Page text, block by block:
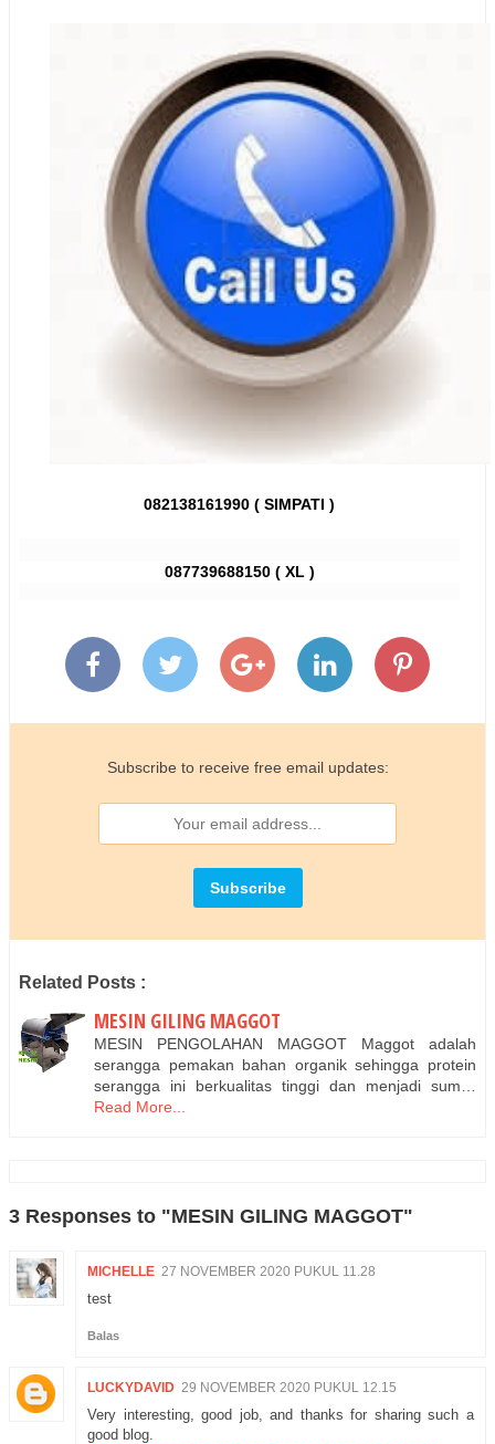
082138161990 ( SIMPATI )
087739688150 ( XL )
Subscribe to receive free email updates:
Related Posts :
MESIN GILING MAGGOT
MESIN PENGOLAHAN MAGGOT Maggot adalah
serangga pemakan bahan organik sehingga protein
serangga ini berkualitas tinggi dan menjadi sum…
Read More...
3 Responses to "MESIN GILING MAGGOT"
MICHELLE 27 NOVEMBER 2020 PUKUL 11.28
test
Balas
LUCKYDAVID 29 NOVEMBER 2020 PUKUL 12.15
Very interesting, good job, and thanks for sharing such a
good blog.